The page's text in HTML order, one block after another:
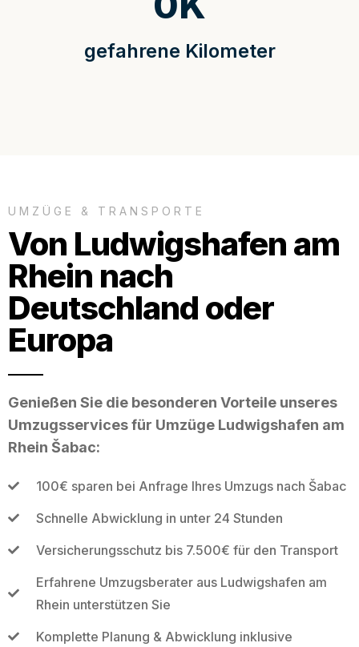
gefahrene Kilometer
UMZÜGE & TRANSPORTE
Von Ludwigshafen am
Rhein nach
Deutschland oder
Europa
Genießen Sie die besonderen Vorteile unseres
Umzugsservices für Umzüge Ludwigshafen am
Rhein Šabac:
100€ sparen bei Anfrage Ihres Umzugs nach Šabac
Schnelle Abwicklung in unter 24 Stunden
Versicherungsschutz bis 7.500€ für den Transport
Erfahrene Umzugsberater aus Ludwigshafen am
Rhein unterstützen Sie
Komplette Planung & Abwicklung inklusive